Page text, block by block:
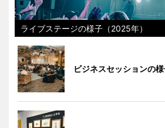
ライブステージの様子（2025年）
ビジネスセッションの